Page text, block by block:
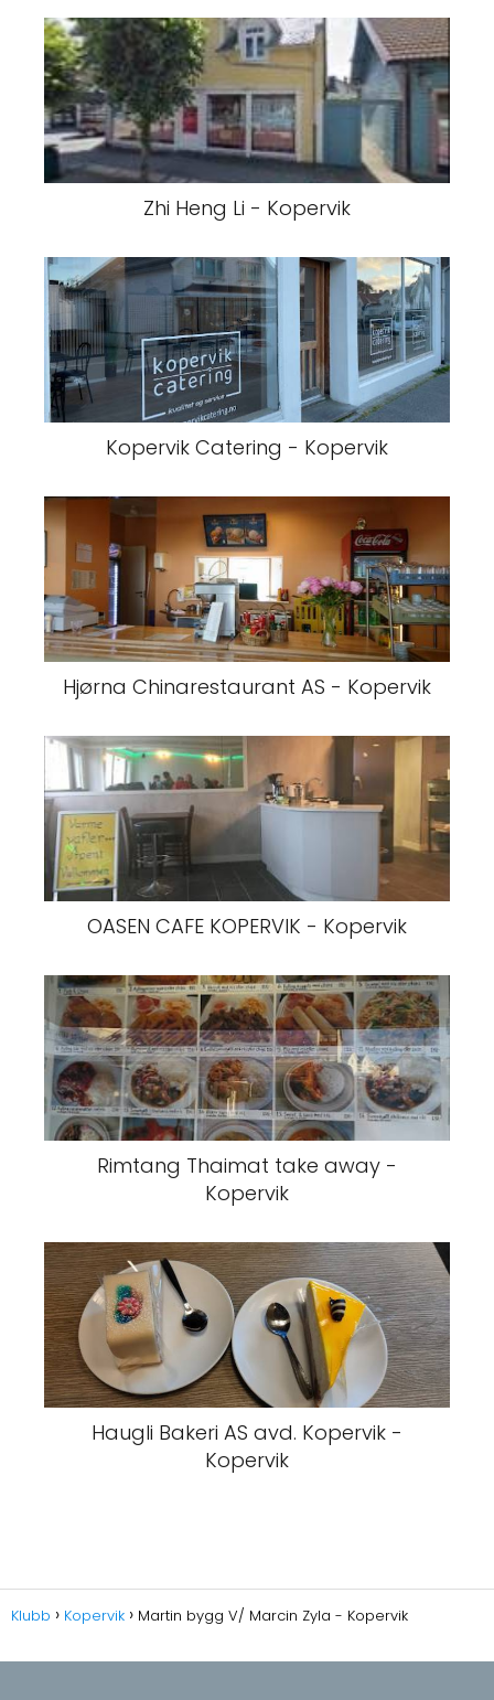
Zhi Heng Li - Kopervik
Kopervik Catering - Kopervik
Hjørna Chinarestaurant AS - Kopervik
OASEN CAFE KOPERVIK - Kopervik
Rimtang Thaimat take away -
Kopervik
Haugli Bakeri AS avd. Kopervik -
Kopervik
Klubb Kopervik Martin bygg V/ Marcin Zyla - Kopervik